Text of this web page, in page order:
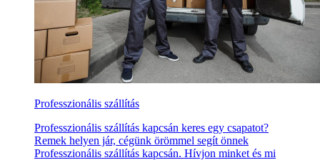
Professzionális szállítás
Professzionális szállítás kapcsán keres egy csapatot?
Remek helyen jár, cégünk örömmel segít önnek
Professzionális szállítás kapcsán. Hívjon minket és mi